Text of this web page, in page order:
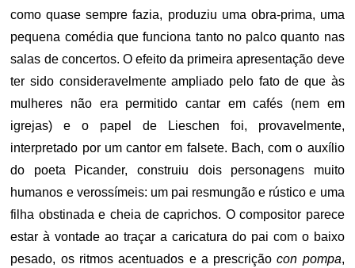
como quase sempre fazia, produziu uma obra-prima, uma
pequena comédia que funciona tanto no palco quanto nas
salas de concertos. O efeito da primeira apresentação deve
ter sido consideravelmente ampliado pelo fato de que às
mulheres não era permitido cantar em cafés (nem em
igrejas) e o papel de Lieschen foi, provavelmente,
interpretado por um cantor em falsete. Bach, com o auxílio
do poeta Picander, construiu dois personagens muito
humanos e verossímeis: um pai resmungão e rústico e uma
filha obstinada e cheia de caprichos. O compositor parece
estar à vontade ao traçar a caricatura do pai com o baixo
pesado, os ritmos acentuados e a prescriçãocon pompa,